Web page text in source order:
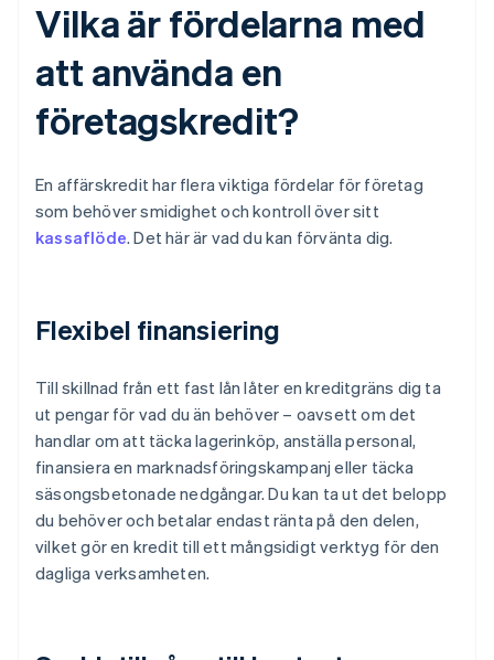
Vilka är fördelarna med
att använda en
företagskredit?
En affärskredit har flera viktiga fördelar för företag
som behöver smidighet och kontroll över sitt
kassaflöde. Det här är vad du kan förvänta dig.
Flexibel finansiering
Till skillnad från ett fast lån låter en kreditgräns dig ta
ut pengar för vad du än behöver – oavsett om det
handlar om att täcka lagerinköp, anställa personal,
finansiera en marknadsföringskampanj eller täcka
säsongsbetonade nedgångar. Du kan ta ut det belopp
du behöver och betalar endast ränta på den delen,
vilket gör en kredit till ett mångsidigt verktyg för den
dagliga verksamheten.